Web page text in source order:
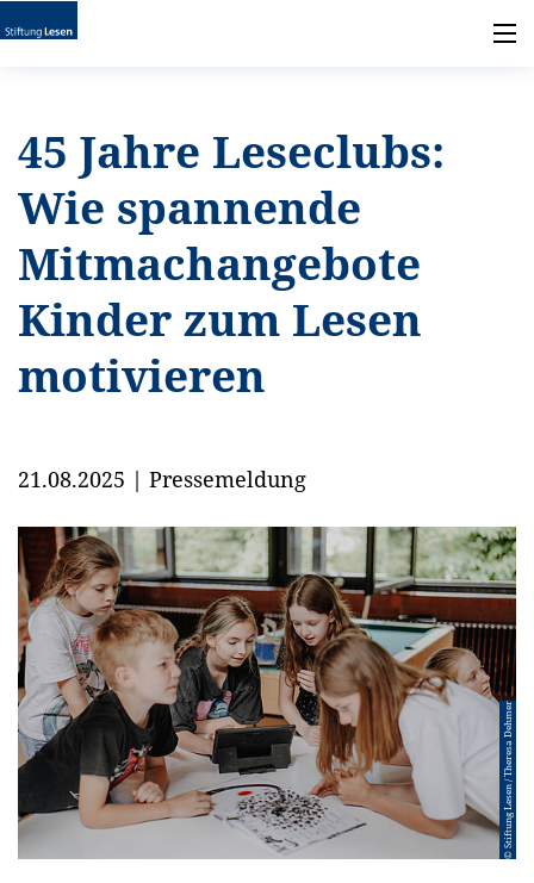
45 Jahre Leseclubs:
Wie spannende
Mitmachangebote
Kinder zum Lesen
motivieren
21.08.2025 | Pressemeldung
© Stiftung Lesen / Theresa Dehmer